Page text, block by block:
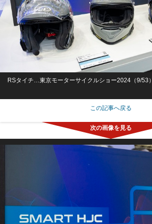
RSタイチ…東京モーターサイクルショー2024（9/53）
この記事へ戻る